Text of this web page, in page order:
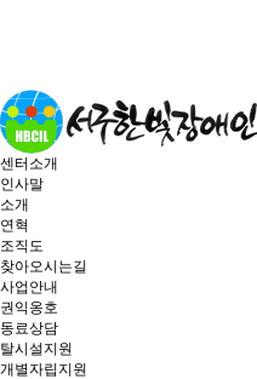
센터소개
인사말
소개
연혁
조직도
찾아오시는길
사업안내
권익옹호
동료상담
탈시설지원
개별자립지원